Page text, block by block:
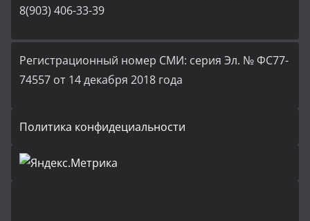
8(903) 406-33-39
Регистрационный номер СМИ: серия Эл. № ФС77-
74557 от 14 декабря 2018 года
Политика конфидециальности